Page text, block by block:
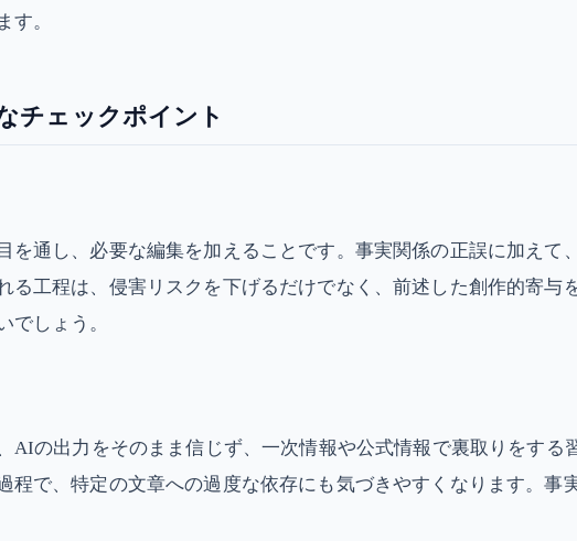
す。
チェックポイント
を通し、必要な編集を加えることです。事実関係の正誤に加え
る工程は、侵害リスクを下げるだけでなく、前述した創作的寄
でしょう。
AIの出力をそのまま信じず、一次情報や公式情報で裏取りをす
程で、特定の文章への過度な依存にも気づきやすくなります。